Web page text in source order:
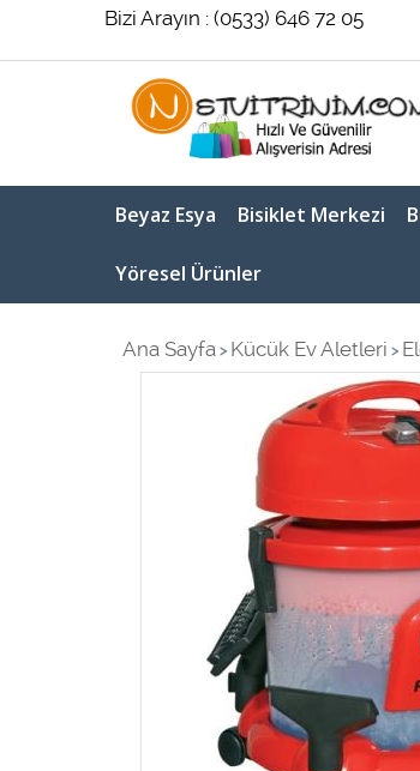
Bizi Arayın : (0533) 646 72 05
Beyaz Esya Bisiklet Merkezi
Yöresel Ürünler
Ana Sayfa > Kücük Ev Aletleri >